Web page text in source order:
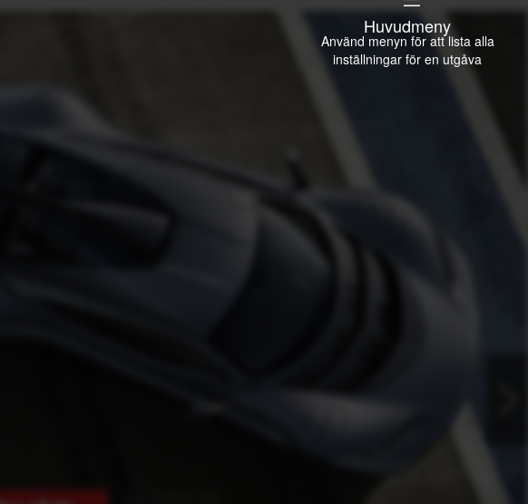
Huvudmeny
Använd menyn för att lista alla
inställningar för en utgåva